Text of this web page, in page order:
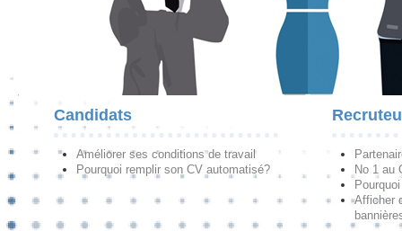
Candidats
Améliorer ses conditions de travail
Pourquoi remplir son CV automatisé?
No 1 au
Afficher